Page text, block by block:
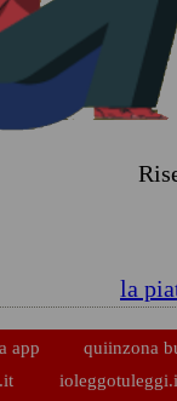
la
app quiinzona